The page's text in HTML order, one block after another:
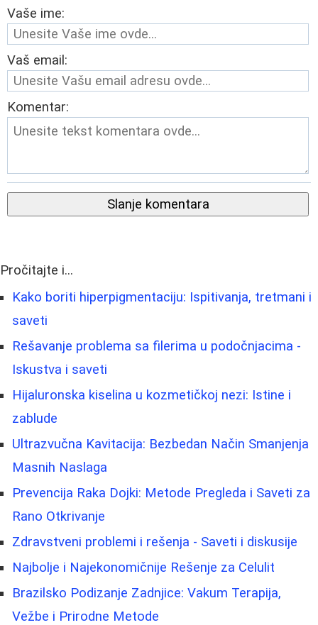
Vaše ime:
Vaš email:
Komentar:
Slanje komentara
Pročitajte i...
Kako boriti hiperpigmentaciju: Ispitivanja, tretmani i
saveti
Rešavanje problema sa filerima u podočnjacima -
Iskustva i saveti
Hijaluronska kiselina u kozmetičkoj nezi: Istine i
zablude
Ultrazvučna Kavitacija: Bezbedan Način Smanjenja
Masnih Naslaga
Prevencija Raka Dojki: Metode Pregleda i Saveti za
Rano Otkrivanje
Zdravstveni problemi i rešenja - Saveti i diskusije
Najbolje i Najekonomičnije Rešenje za Celulit
Brazilsko Podizanje Zadnjice: Vakum Terapija,
Vežbe i Prirodne Metode